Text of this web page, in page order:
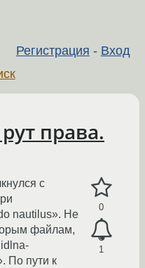
Регистрация - Вход
права.
0
1
с
nautilus». Не
файлам,
По пути к